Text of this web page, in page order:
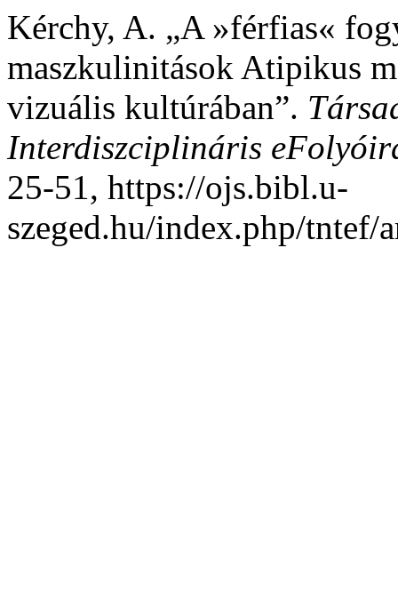
Kérchy, A. „A »férfias«
maszkulinitások Atipikus
vizuális kultúrában”.
Interdiszciplináris
25-51, https://ojs.bibl.u-
szeged.hu/index.php/tntef/